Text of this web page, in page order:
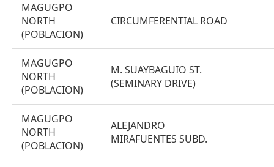
MAGUGPO
NORTH
(POBLACION)
CIRCUMFERENTIAL ROAD
MAGUGPO
NORTH
(POBLACION)
M. SUAYBAGUIO ST.
(SEMINARY DRIVE)
MAGUGPO
NORTH
(POBLACION)
ALEJANDRO
MIRAFUENTES SUBD.